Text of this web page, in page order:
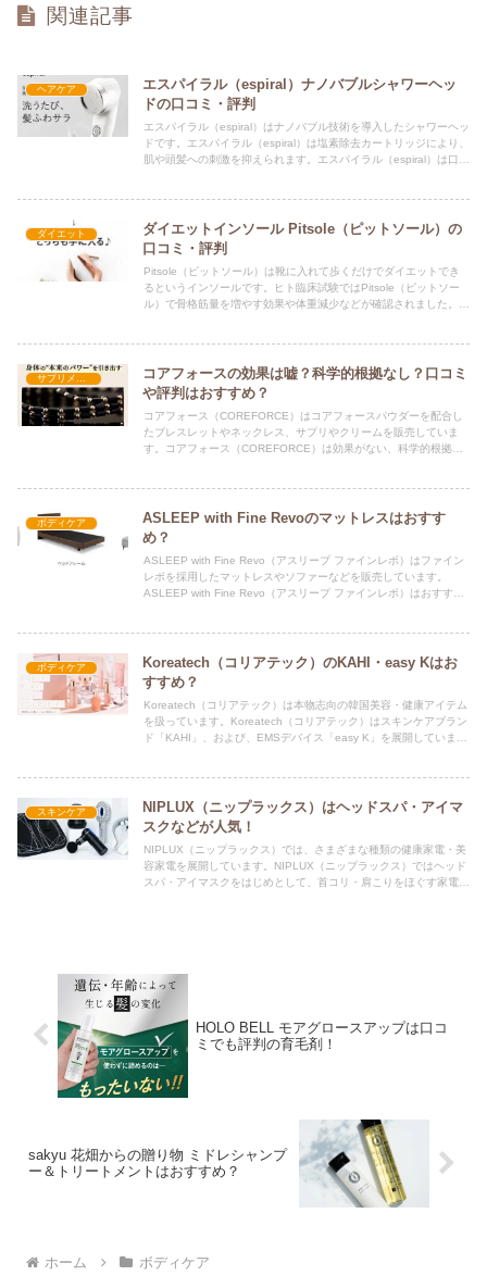
関連記事
ヘアケア
エスパイラル（espiral）ナノバブルシャワーヘッ
ドの口コミ・評判
エスパイラル（espiral）はナノバブル技術を導入したシャワーヘッ
ドです。エスパイラル（espiral）は塩素除去カートリッジにより、
肌や頭髪への刺激を抑えられます。エスパイラル（espiral）は口コ
ダイエット
ダイエットインソール Pitsole（ピットソール）の
口コミ・評判
Pitsole（ピットソール）は靴に入れて歩くだけでダイエットでき
るというインソールです。ヒト臨床試験ではPitsole（ピットソー
ル）で骨格筋量を増やす効果や体重減少などが確認されました。口
サプリメント
コアフォースの効果は嘘？科学的根拠なし？口コミ
や評判はおすすめ？
コアフォース（COREFORCE）はコアフォースパウダーを配合し
たブレスレットやネックレス、サプリやクリームを販売していま
す。コアフォース（COREFORCE）は効果がない、科学的根拠が
ボディケア
ASLEEP with Fine Revoのマットレスはおすす
め？
ASLEEP with Fine Revo（アスリープ ファインレボ）はファイン
レボを採用したマットレスやソファーなどを販売しています。
ASLEEP with Fine Revo（アスリープ ファインレボ）はおすすめ
ボディケア
Koreatech（コリアテック）のKAHI・easy Kはお
すすめ？
Koreatech（コリアテック）は本物志向の韓国美容・健康アイテム
を扱っています。Koreatech（コリアテック）はスキンケアブラン
ド「KAHI」、および、EMSデバイス「easy K」を展開していま
スキンケア
NIPLUX（ニップラックス）はヘッドスパ・アイマ
スクなどが人気！
NIPLUX（ニップラックス）では、さまざまな種類の健康家電・美
容家電を展開しています。NIPLUX（ニップラックス）ではヘッド
スパ・アイマスクをはじめとして、首コリ・肩こりをほぐす家電が
HOLO BELL モアグロースアップは口コ
ミでも評判の育毛剤！
sakyu 花畑からの贈り物 ミドレシャンプ
ー＆トリートメントはおすすめ？
ホーム ボディケア